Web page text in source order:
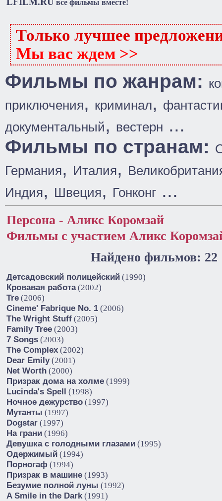
все фильмы вместе!
Только лучшее
Мы вас ждем >>
Фильмы по жанрам:
приключения, криминал,
документальный, вестерн ...
Фильмы по странам:
Германия, Италия,
Индия, Швеция, Гонконг ...
Персона - Аликс Коромзай
Фильмы с участием Аликс
Найдено фильмов: 22
Детсадовский полицейский (1990)
Кровавая работа(2002)
Tre (2006)
Cineme' Fabrique No. 1 (2006)
The Wright Stuff (2005)
Family Tree (2003)
7 Songs (2003)
The Complex (2002)
Dear Emily(2001)
Net Worth (2000)
Призрак дома на холме (1999)
Lucinda's Spell (1998)
Ночное дежурство (1997)
Мутанты (1997)
Dogstar (1997)
На грани (1996)
Девушка с голодными глазами (1995)
Одержимый (1994)
Порногаф (1994)
Призрак в машине (1993)
Безумие полной луны (1992)
A Smile in the Dark (1991)